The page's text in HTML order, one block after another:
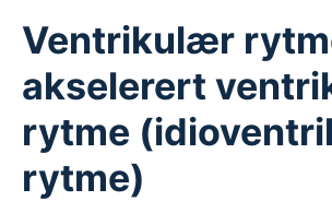
Ventrikulær
akselerert
rytme
rytme)